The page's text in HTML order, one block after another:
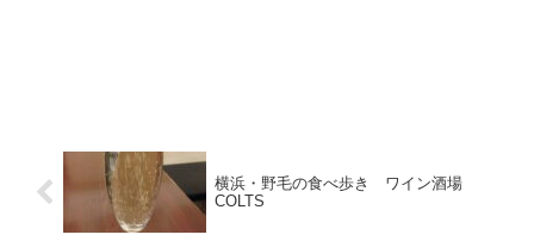
横浜・野毛の食べ歩き ワイン酒場
COLTS